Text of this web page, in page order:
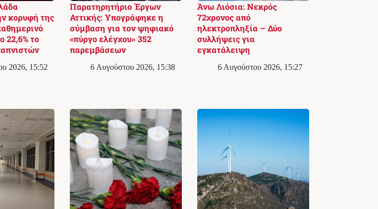
κορυφή της
22,6% το
2026, 15:52
Παρατηρητήριο Έργων
Αττικής: Υπογράφηκε η
σύμβαση για τον ψηφιακό
«πύργο ελέγχου» 352
παρεμβάσεων
6 Αυγούστου 2026, 15:38
Άνω Λιόσια: Νεκρός
72χρονος από
ηλεκτροπληξία – Δύο
συλλήψεις για
εγκατάλειψη
6 Αυγούστου 2026, 15:27